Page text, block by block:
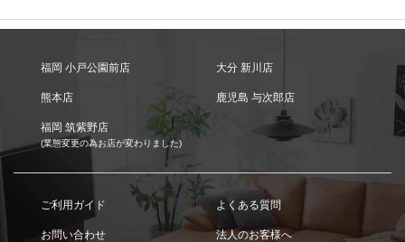
福岡 小戸公園前店 大分 新川店
熊本店 鹿児島 与次郎店
福岡 筑紫野店
(業態変更の為お店が変わりました)
ご利用ガイド よくある質問
お問い合わせ 法人のお客様へ